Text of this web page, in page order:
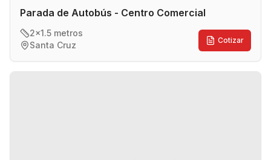
Parada de Autobús - Centro Comercial
2x1.5 metros
Santa Cruz
Cotizar